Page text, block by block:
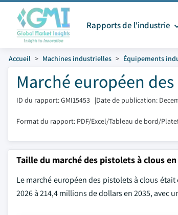
Rapports de l'industrie
Accueil Machines industrielles Équipements
Marché européen
ID du rapport: GMI15453 |Date de publication:
Format du rapport: PDF/Excel/Tableau de bord/
Taille du marché des pistolets à clous
Le marché européen des pistolets à clous
2026 à 214,4 millions de dollars en 2035, avec